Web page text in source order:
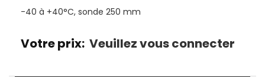
-40 à +40°C, sonde 250 mm
Votre prix: Veuillez vous connecter